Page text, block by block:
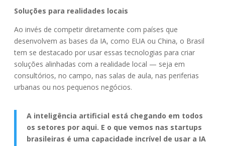
Soluções para realidades locais
Ao invés de competir diretamente com países que
desenvolvem as bases da IA, como EUA ou China, o Brasil
tem se destacado por usar essas tecnologias para criar
soluções alinhadas com a realidade local — seja em
consultórios, no campo, nas salas de aula, nas periferias
urbanas ou nos pequenos negócios.
A inteligência artificial está chegando em todos
os setores por aqui. E o que vemos nas startups
brasileiras é uma capacidade incrível de usar a IA